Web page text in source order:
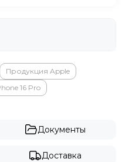
Продукция Apple
16 Pro
Документы
Доставка